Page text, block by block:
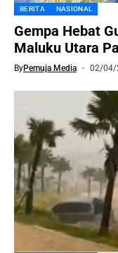
BERITA NASIONAL
Gempa Hebat
Maluku Utara
ByPemuja Media 02/04/